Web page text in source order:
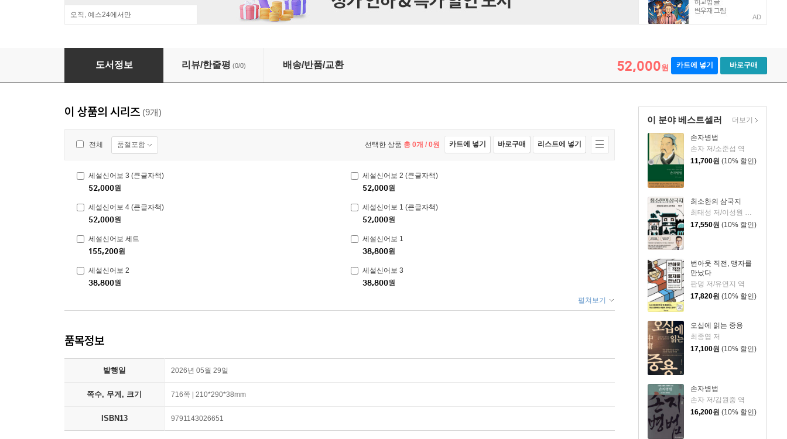
오직, 예스24에서만 AD
세설신어보 2 (큰글자책)
도서정보 리뷰/한줄평 (0/0) 배송/반품/교환 52,000원 카트에 넣기 바로구매
이 분야 베스트셀러
손자병법
손자 저/소준섭 역
11,700원 (10% 할인)
최소한의 삼국지
최태성 저/이성원 감수
17,550원 (10% 할인)
번아웃 직전, 맹자를
만났다
판덩 저/유연지 역
17,820원 (10% 할인)
오십에 읽는 중용
최종엽 저
17,100원 (10% 할인)
손자병법
손자 저/김원중 역
16,200원 (10% 할인)
더보기
이 상품의 시리즈 (9개)
전체 품절포함 선택한 상품 총 0개 / 0원 카트에 넣기 바로구매 리스트에 넣기
세설신어보 3 (큰글자책)
52,000원
세설신어보 2 (큰글자책)
52,000원
세설신어보 4 (큰글자책)
52,000원
세설신어보 1 (큰글자책)
52,000원
세설신어보 세트
155,200원
세설신어보 1
38,800원
세설신어보 2
38,800원
세설신어보 3
38,800원
펼쳐보기
품목정보
발행일 2026년 05월 29일
쪽수, 무게, 크기 716쪽 | 210*290*38mm
ISBN13 9791143026651